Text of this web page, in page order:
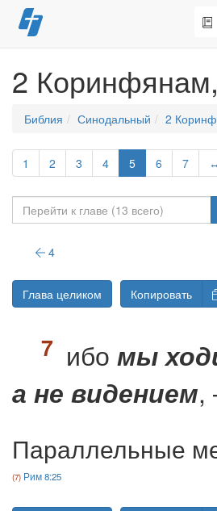
Перейти
к
2 Коринфянам,
Библия Синодальный 2
1 2 3 4 5 6 7 ↔
4
Глава целиком Копировать
ибо мы
а не видением,
Параллельные
Рим 8:25